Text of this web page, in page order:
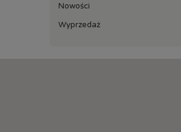
Nowości
Wyprzedaż